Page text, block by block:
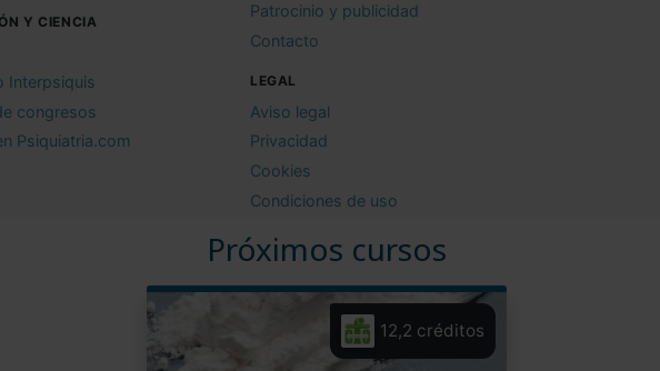
Próximos cursos
12,2 créditos
Y CIENCIA
Interpsiquis
congresos
Psiquiatria.com
Patrocinio y publicidad
Contacto
LEGAL
Aviso legal
Privacidad
Cookies
Condiciones de uso